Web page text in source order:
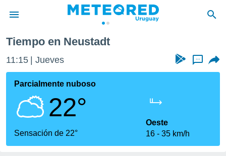
de
ha
que se
calidad.
a este
las
Tiempo en Neustadt
11:16 Jueves ...
Parcialmente nuboso
22°
Sensación de 22°
Oeste
16
35 km/h